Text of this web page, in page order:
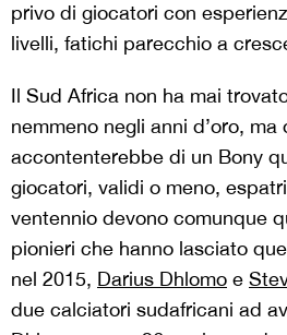
privo di giocatori con
livelli, fatichi parecchio a
Il Sud Africa non ha mai
nemmeno negli anni d’oro, ma
accontenterebbe di un Bony
giocatori, validi o meno,
ventennio devono comunque
pionieri che hanno lasciato
nel 2015, Darius Dhlomo e
due calciatori sudafricani ad